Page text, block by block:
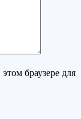
браузере для